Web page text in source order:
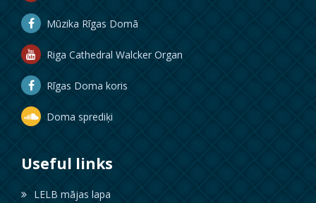
Mūzika Rīgas Domā
Riga Cathedral Walcker Organ
Rīgas Doma koris
Doma sprediķi
Useful links
LELB mājas lapa